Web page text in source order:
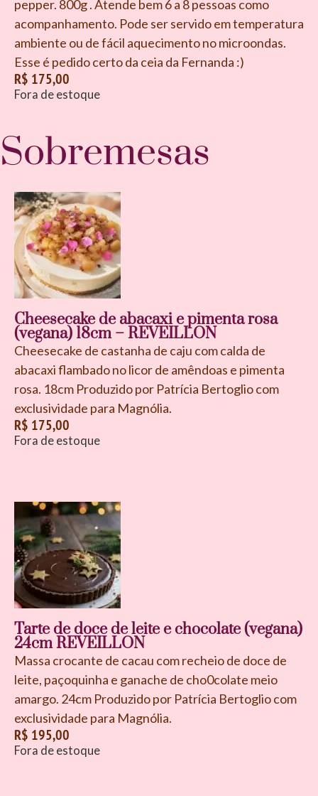
pepper. 800g . Atende bem 6 a 8 pessoas como
acompanhamento. Pode ser servido em temperatura
ambiente ou de fácil aquecimento no microondas.
Esse é pedido certo da ceia da Fernanda :)
R$ 175,00
Fora de estoque
Sobremesas
Cheesecake de abacaxi e pimenta rosa
(vegana) 18cm – REVEILLON
Cheesecake de castanha de caju com calda de
abacaxi flambado no licor de amêndoas e pimenta
rosa. 18cm Produzido por Patrícia Bertoglio com
exclusividade para Magnólia.
R$ 175,00
Fora de estoque
Tarte de doce de leite e chocolate (vegana)
24cm REVEILLON
Massa crocante de cacau com recheio de doce de
leite, paçoquinha e ganache de cho0colate meio
amargo. 24cm Produzido por Patrícia Bertoglio com
exclusividade para Magnólia.
R$ 195,00
Fora de estoque